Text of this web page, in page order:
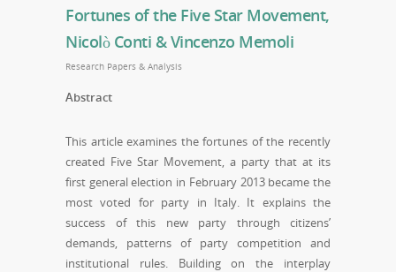
Fortunes of the Five Star Movement,
Nicolò Conti & Vincenzo Memoli
Research Papers & Analysis
Abstract
This article examines the fortunes of the recently
created Five Star Movement, a party that at its
first general election in February 2013 became the
most voted for party in Italy. It explains the
success of this new party through citizens’
demands, patterns of party competition and
institutional rules. Building on the interplay